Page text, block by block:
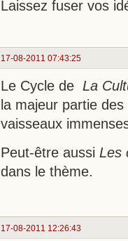
Laissez fuser vos
17-08-2011 07:43:25
Le Cycle de La
la majeur partie
vaisseaux
Peut-être aussi Les
dans le thème.
17-08-2011 12:26:43